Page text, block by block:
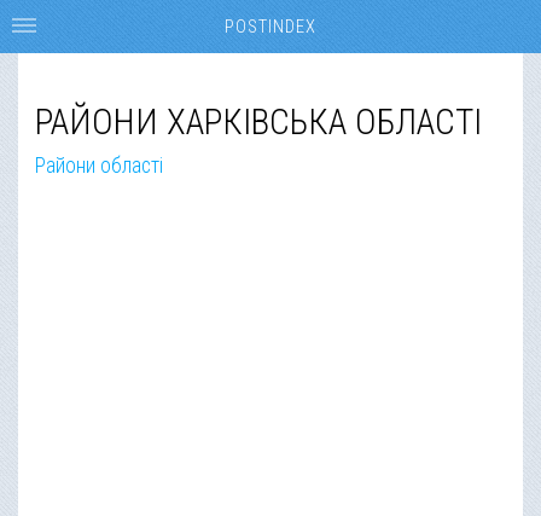
РАЙОНИ ХАРКІВСЬКА ОБЛАСТІ
Райони області
POSTINDEX